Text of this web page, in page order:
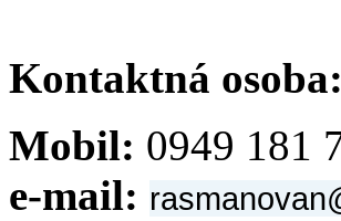
Kontaktná osoba:
Mobil: 0949 181
e-mail: